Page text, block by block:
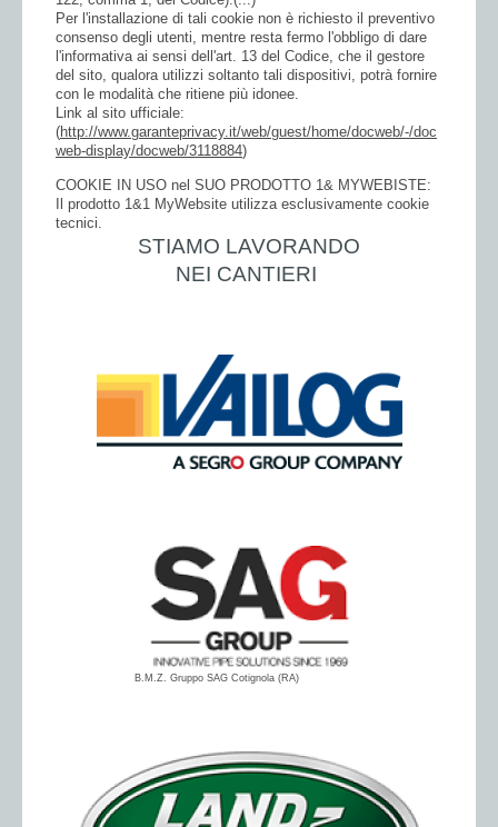
Per l'installazione di tali cookie non è richiesto il preventivo
consenso degli utenti, mentre resta fermo l'obbligo di dare
l'informativa ai sensi dell'art. 13 del Codice, che il gestore
del sito, qualora utilizzi soltanto tali dispositivi, potrà fornire
con le modalità che ritiene più idonee.
Link al sito ufficiale:
(http://www.garanteprivacy.it/web/guest/home/docweb/-/doc
web-display/docweb/3118884)
COOKIE IN USO nel SUO PRODOTTO 1& MYWEBISTE:
Il prodotto 1&1 MyWebsite utilizza esclusivamente cookie
tecnici.
STIAMO LAVORANDO
NEI CANTIERI
B.M.Z. Gruppo SAG Cotignola (RA)